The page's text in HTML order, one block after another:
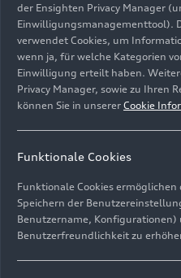
Audi Q8
Modelle 25.06.2024
der Ensighten Privacy Manager
Einwilligungsmanagementtool).
verwendet Cookies, um
wenn ja, für welche Kategorien
Einwilligung erteilt haben.
Privacy Manager, sowie zu Ihren
können Sie in unserer Cookie
Funktionale Cookies
Funktionale Cookies ermöglichen
Speichern der
Benutzername, Konfigurationen)
Benutzerfreundlichkeit zu